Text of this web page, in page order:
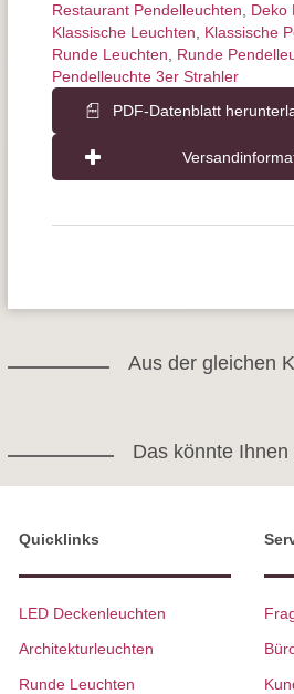
Restaurant Pendelleuchten
Deko
Klassische Leuchten
Klassische
Runde Leuchten
Runde
Pendelleuchte 3er Strahler
PDF-Datenblatt
Aus der gleichen
Das könnte Ihnen
Quicklinks
LED Deckenleuchten
Architekturleuchten
Runde Leuchten